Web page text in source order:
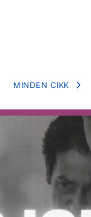
MINDEN CIKK